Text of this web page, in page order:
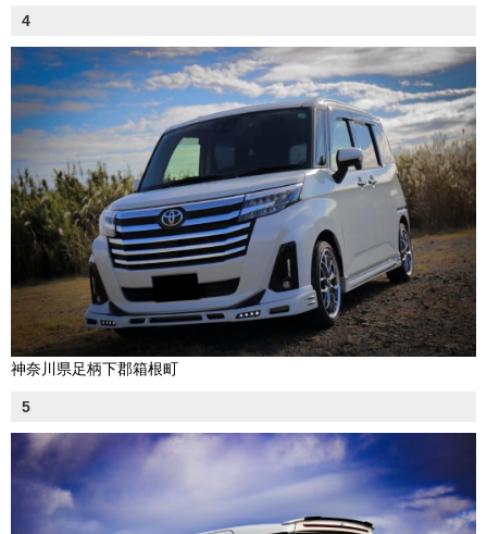
4
神奈川県足柄下郡箱根町
5